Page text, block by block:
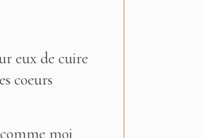
eux de cuire
coeurs
moi